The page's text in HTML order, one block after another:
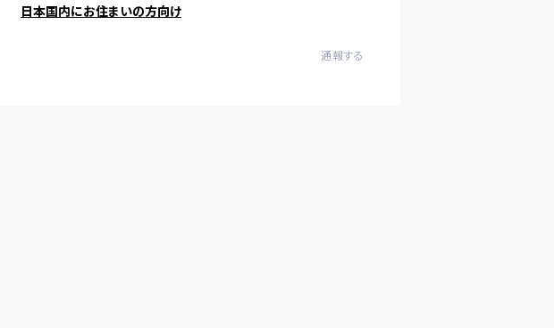
日本国内にお住まいの方向け
通報する